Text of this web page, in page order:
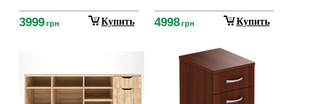
3999грн Купить 4998грн Купить